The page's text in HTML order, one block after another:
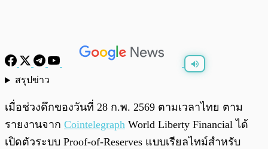
สรุปข่าว
เมื่อช่วงดึกของวันที่ 28 ก.พ. 2569 ตามเวลาไทย ตาม
รายงานจาก Cointelegraph World Liberty Financial ได้
เปิดตัวระบบ Proof-of-Reserves แบบเรียลไทม์สำหรับ